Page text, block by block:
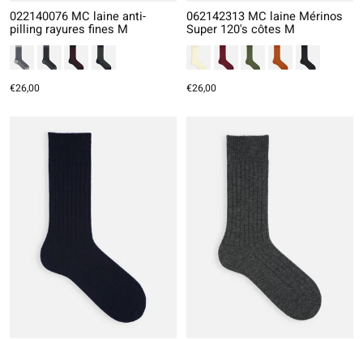
022140076 MC laine anti-
pilling rayures fines M
€26,00
062142313 MC laine Mérinos
Super 120's côtes M
€26,00